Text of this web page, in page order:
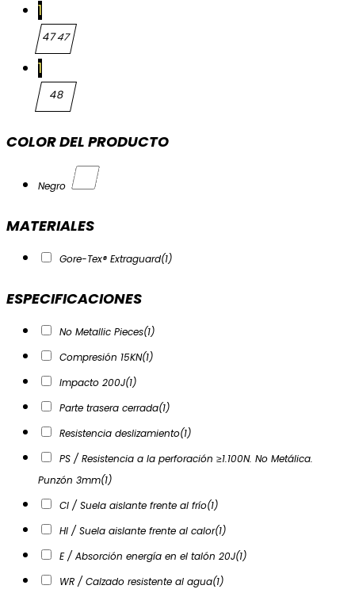
1
4747
1
48
48
COLOR DEL PRODUCTO
Negro
MATERIALES
Gore-Tex® Extraguard(1)
ESPECIFICACIONES
No Metallic Pieces(1)
Compresión 15KN(1)
Impacto 200J(1)
Parte trasera cerrada(1)
Resistencia deslizamiento(1)
PS / Resistencia a la perforación ≥1.100N. No Metálica.
Punzón 3mm(1)
CI / Suela aislante frente al frío(1)
HI / Suela aislante frente al calor(1)
E / Absorción energía en el talón 20J(1)
WR / Calzado resistente al agua(1)